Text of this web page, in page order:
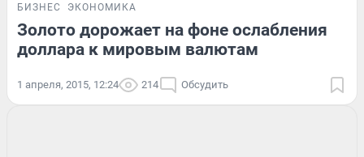
БИЗНЕС ЭКОНОМИКА
Золото дорожает на фоне ослабления
доллара к мировым валютам
1 апреля, 2015, 12:24 214 Обсудить